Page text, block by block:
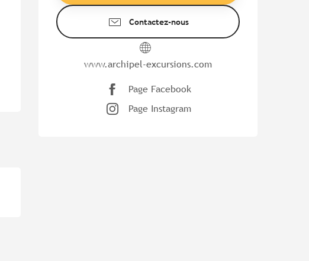
Contactez-nous
www.archipel-excursions.com
Page Facebook
Page Instagram